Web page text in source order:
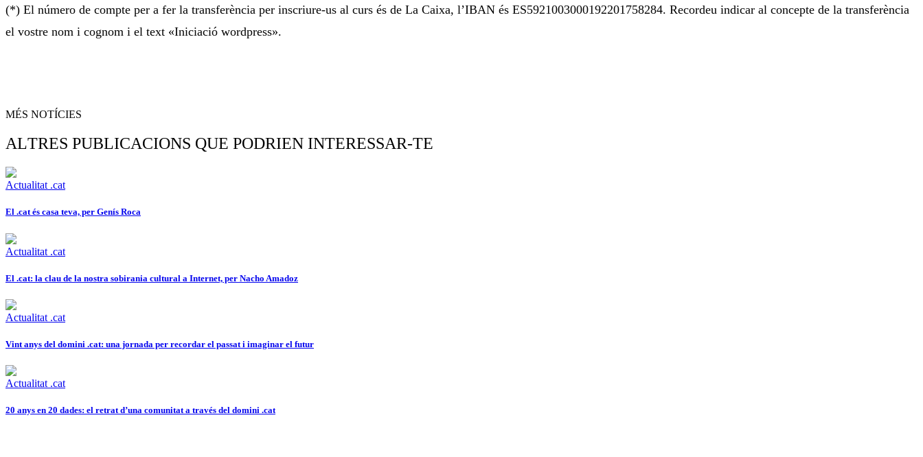
(*) El número de compte per a fer la transferència per inscriure-us al curs és de La Caixa, l’IBAN és ES5921003000192201758284. Recordeu indicar al concepte de la transferència
el vostre nom i cognom i el text «Iniciació wordpress».
MÉS NOTÍCIES
ALTRES PUBLICACIONS QUE PODRIEN INTERESSAR-TE
Actualitat .cat
El .cat és casa teva, per Genís Roca
Actualitat .cat
El .cat: la clau de la nostra sobirania cultural a Internet, per Nacho Amadoz
Actualitat .cat
Vint anys del domini .cat: una jornada per recordar el passat i imaginar el futur
Actualitat .cat
20 anys en 20 dades: el retrat d’una comunitat a través del domini .cat